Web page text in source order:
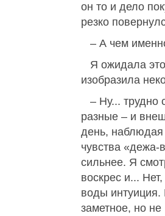
он то и дело
резко
– А чем
Я ожидала
изобразила
– Ну... трудно
разные – и
день, наблюдая
чувства
сильнее. Я
воскрес и...
воды интуиция.
заметное, но